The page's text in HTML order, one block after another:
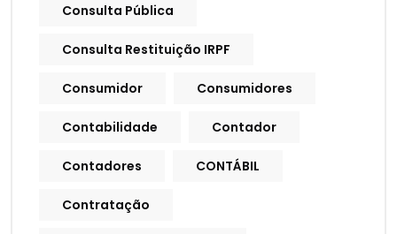
Consulta Pública
Consulta Restituição IRPF
Consumidor Consumidores
Contabilidade Contador
Contadores CONTÁBIL
Contratação